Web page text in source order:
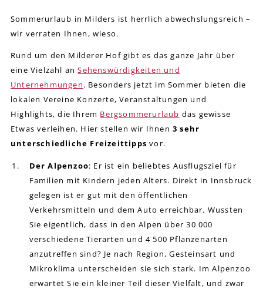
Sommerurlaub in Milders ist herrlich abwechslungsreich –
wir verraten Ihnen, wieso.
Rund um den Milderer Hof gibt es das ganze Jahr über
eine Vielzahl anSehenswürdigkeiten und
Unternehmungen. Besonders jetzt im Sommer bieten die
lokalen Vereine Konzerte, Veranstaltungen und
Highlights, die Ihrem Bergsommerurlaub das gewisse
Etwas verleihen. Hier stellen wir Ihnen3 sehr
unterschiedliche Freizeittipps vor.
Der Alpenzoo: Er ist ein beliebtes Ausflugsziel für
Familien mit Kindern jeden Alters. Direkt in Innsbruck
gelegen ist er gut mit den öffentlichen
Verkehrsmitteln und dem Auto erreichbar. Wussten
Sie eigentlich, dass in den Alpen über 30 000
verschiedene Tierarten und 4 500 Pflanzenarten
anzutreffen sind? Je nach Region, Gesteinsart und
Mikroklima unterscheiden sie sich stark. Im Alpenzoo
erwartet Sie ein kleiner Teil dieser Vielfalt, und zwar